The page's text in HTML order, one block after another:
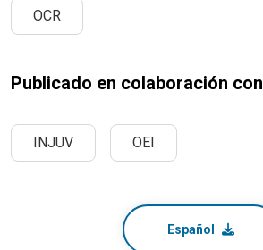
OCR
Publicado en colaboración con
INJUV OEI
Español